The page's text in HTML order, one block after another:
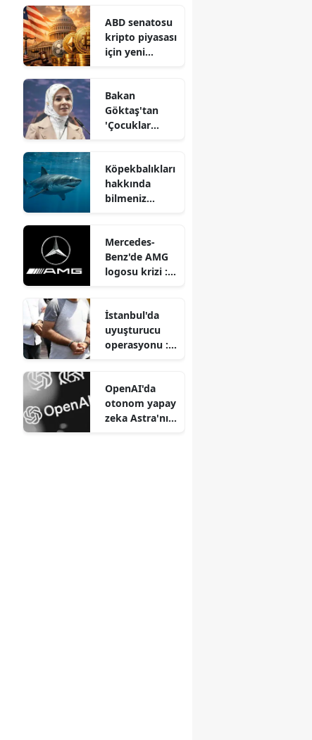
mümkün mü?
ABD senatosu
kripto piyasası
için yeni
çalışıyor?
Bakan
Göktaş'tan
'Çocuklar
hakkında
açıklama
Köpekbalıkları
hakkında
bilmeniz
gerçekler
nelerdir?
Mercedes-
Benz'de AMG
logosu krizi :
karşılaşınca ne
olacak?
İstanbul'da
uyuşturucu
operasyonu : 2
OpenAI'da
otonom yapay
zeka Astra'nın